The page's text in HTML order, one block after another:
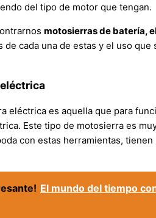
del tipo de motor que tengan.
motosierras de batería,
de cada una de estas y el uso
eléctrica es aquella que para
Este tipo de motosierra es
con estas herramientas,
El mundo del tiempo